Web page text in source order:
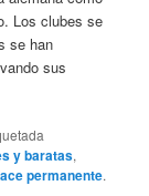
Los clubes se
se han
sus
y baratas,
permanente.